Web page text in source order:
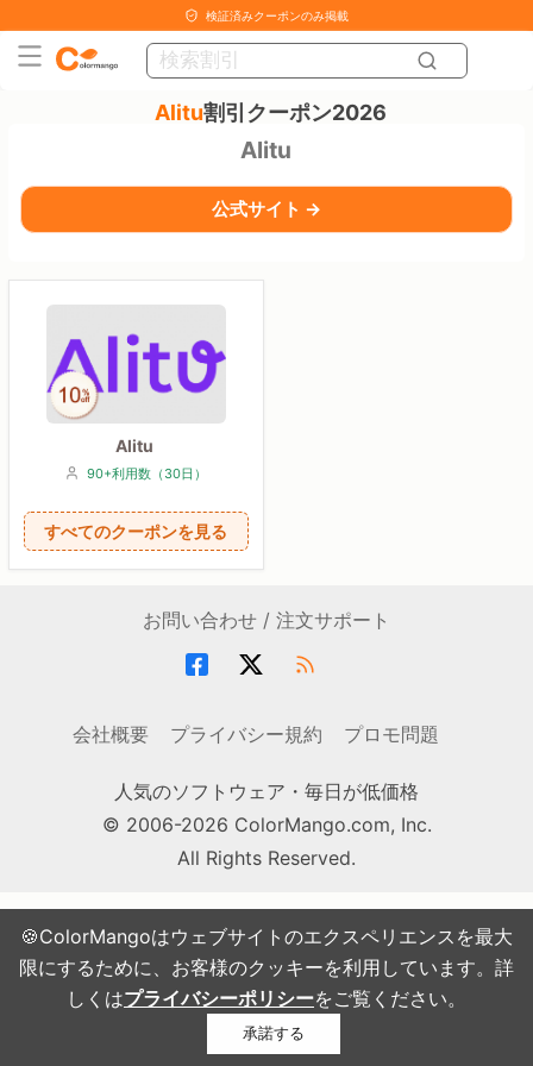
🍪ColorMangoはウェブサイトのエクスペリエンスを最大
限にするために、お客様のクッキーを利用しています。詳
しくはプライバシーポリシーをご覧ください。
承諾する
検証済みクーポンのみ掲載
Alitu割引クーポン2026
Alitu
公式サイト →
Alitu
90+利用数（30日）
すべてのクーポンを見る
お問い合わせ / 注文サポート
会社概要 プライバシー規約 プロモ問題
人気のソフトウェア・毎日が低価格
© 2006-2026 ColorMango.com, Inc.
All Rights Reserved.